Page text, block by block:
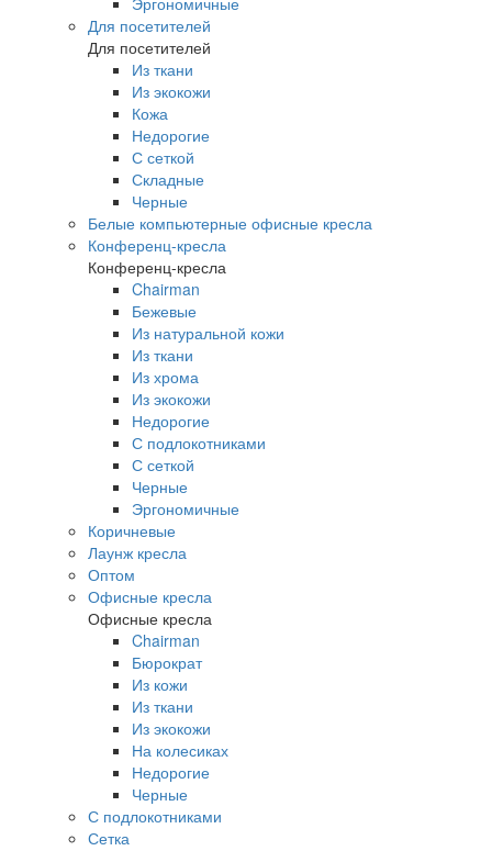
Для посетителей
Для посетителей
Из ткани
Из экокожи
Кожа
Недорогие
С сеткой
Складные
Черные
Белые компьютерные офисные кресла
Конференц-кресла
Конференц-кресла
Chairman
Бежевые
Из натуральной кожи
Из ткани
Из хрома
Из экокожи
Недорогие
С подлокотниками
С сеткой
Черные
Эргономичные
Коричневые
Лаунж кресла
Оптом
Офисные кресла
Офисные кресла
Chairman
Бюрократ
Из кожи
Из ткани
Из экокожи
На колесиках
Недорогие
Черные
С подлокотниками
Сетка